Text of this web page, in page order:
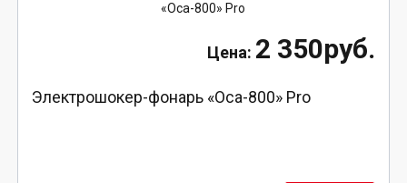
2 350руб.
Электрошокер-фонарь «Оса-800» Pro